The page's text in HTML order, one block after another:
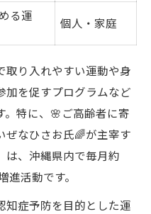
サポート法
めの運動メニュー
る運
個人・家庭
取り入れやすい運動や身
加を促すプログラムなど
。特に、🌸ご高齢者に寄
ぜなひさお氏🌈が主宰す
は、沖縄県内で毎月約
活動です。
知症予防を目的とした運